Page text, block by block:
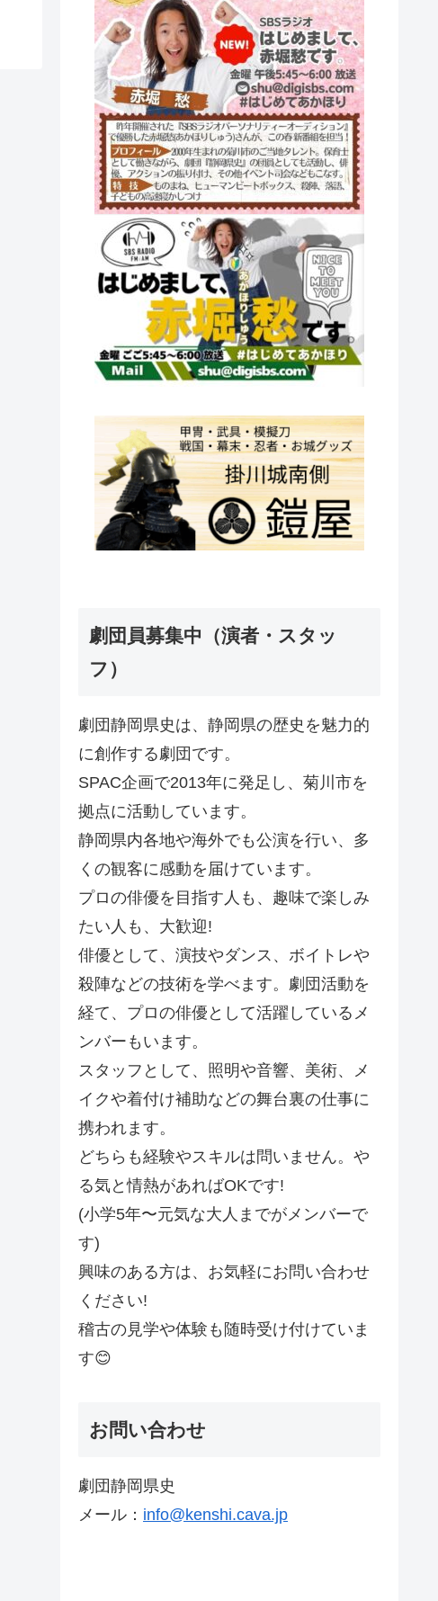
劇団員募集中（演者・スタッ
フ）
劇団静岡県史は、静岡県の歴史を魅力的
に創作する劇団です。
SPAC企画で2013年に発足し、菊川市を
拠点に活動しています。
静岡県内各地や海外でも公演を行い、多
くの観客に感動を届けています。
プロの俳優を目指す人も、趣味で楽しみ
たい人も、大歓迎!
俳優として、演技やダンス、ボイトレや
殺陣などの技術を学べます。劇団活動を
経て、プロの俳優として活躍しているメ
ンバーもいます。
スタッフとして、照明や音響、美術、メ
イクや着付け補助などの舞台裏の仕事に
携われます。
どちらも経験やスキルは問いません。や
る気と情熱があればOKです!
(小学5年〜元気な大人までがメンバーで
す)
興味のある方は、お気軽にお問い合わせ
ください!
稽古の見学や体験も随時受け付けていま
す😊
お問い合わせ
劇団静岡県史
メール： info@kenshi.cava.jp